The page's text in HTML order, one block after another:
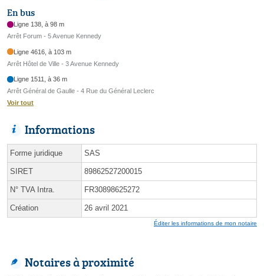
En bus
Ligne 138, à 98 m
Arrêt Forum - 5 Avenue Kennedy
Ligne 4616, à 103 m
Arrêt Hôtel de Ville - 3 Avenue Kennedy
Ligne 1511, à 36 m
Arrêt Général de Gaulle - 4 Rue du Général Leclerc
Voir tout
Informations
Forme juridique SAS
SIRET 89862527200015
N° TVA Intra. FR30898625272
Création 26 avril 2021
Éditer les informations de mon notaire
Notaires à proximité